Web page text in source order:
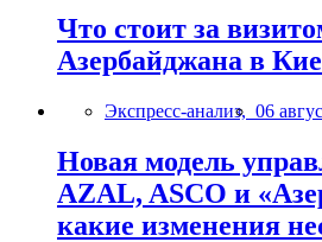
Что стоит за
Азербайджана в
Экспресс-анализ, 06
Новая модель
AZAL, ASCO и
какие изменения